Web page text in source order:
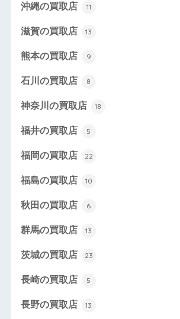
沖縄の買取店 11
滋賀の買取店 13
熊本の買取店 9
石川の買取店 8
神奈川の買取店 18
福井の買取店 5
福岡の買取店 22
福島の買取店 10
秋田の買取店 6
群馬の買取店 13
茨城の買取店 23
長崎の買取店 5
長野の買取店 13